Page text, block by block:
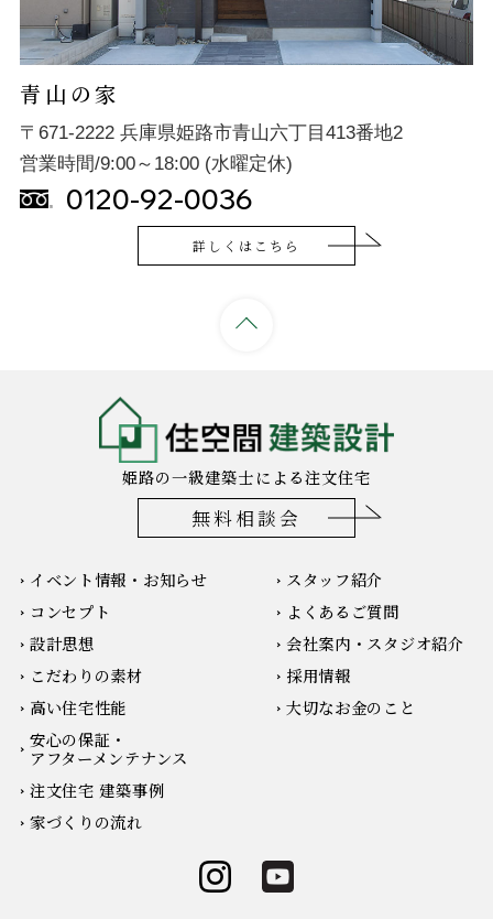
青山の家
〒671-2222 兵庫県姫路市青山六丁目413番地2
営業時間/9:00～18:00 (水曜定休)
0120-92-0036
詳しくはこちら
姫路の一級建築士による注文住宅
無料相談会
イベント情報・お知らせ
コンセプト
設計思想
こだわりの素材
高い住宅性能
安心の保証・
アフターメンテナンス
注文住宅 建築事例
家づくりの流れ
スタッフ紹介
よくあるご質問
会社案内・スタジオ紹介
採用情報
大切なお金のこと